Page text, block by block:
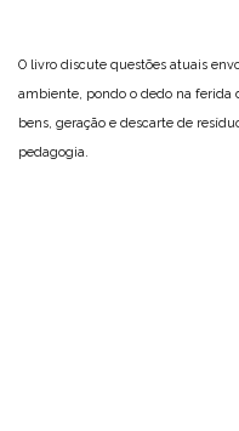
O livro discute questões atuais
ambiente, pondo o dedo na ferida
bens, geração e descarte de
pedagogia.